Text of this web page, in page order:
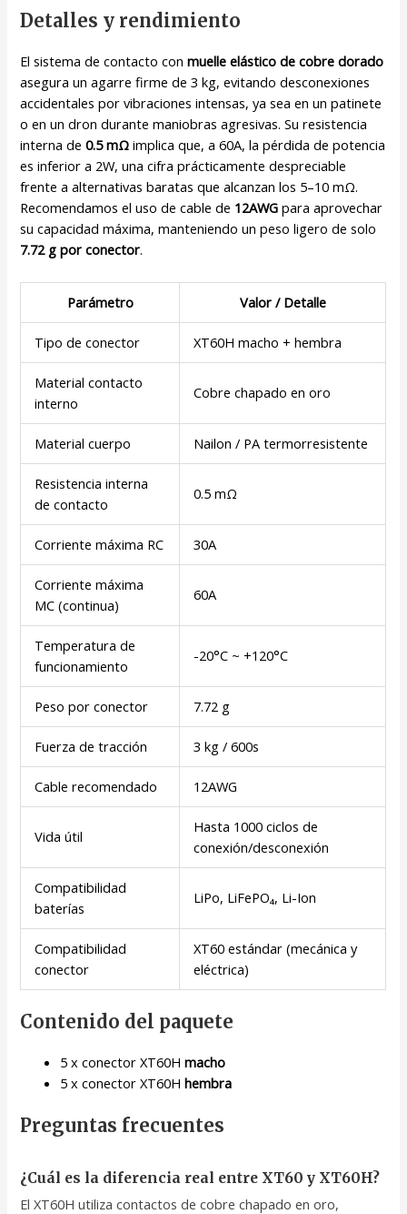
Detalles y rendimiento
El sistema de contacto conmuelle elástico de cobre dorado
asegura un agarre firme de 3 kg, evitando desconexiones
accidentales por vibraciones intensas, ya sea en un patinete
o en un dron durante maniobras agresivas. Su resistencia
interna de0.5 mΩ implica que, a 60A, la pérdida de potencia
es inferior a 2W, una cifra prácticamente despreciable
frente a alternativas baratas que alcanzan los 5–10 mΩ.
Recomendamos el uso de cable de 12AWG para aprovechar
su capacidad máxima, manteniendo un peso ligero de solo
7.72 g por conector.
Parámetro Valor / Detalle
Tipo de conector XT60H macho + hembra
Material contacto
interno
Cobre chapado en oro
Material cuerpo Nailon / PA termorresistente
Resistencia interna
de contacto
0.5 mΩ
Corriente máxima RC 30A
Corriente máxima
MC (continua)
60A
Temperatura de
funcionamiento
-20°C ~ +120°C
Peso por conector 7.72 g
Fuerza de tracción 3 kg / 600s
Cable recomendado 12AWG
Vida útil
Hasta 1000 ciclos de
conexión/desconexión
Compatibilidad
baterías
LiPo, LiFePO₄, Li-Ion
Compatibilidad
conector
XT60 estándar (mecánica y
eléctrica)
Contenido del paquete
5 x conector XT60Hmacho
5 x conector XT60Hhembra
Preguntas frecuentes
¿Cuál es la diferencia real entre XT60 y XT60H?
El XT60H utiliza contactos de cobre chapado en oro,